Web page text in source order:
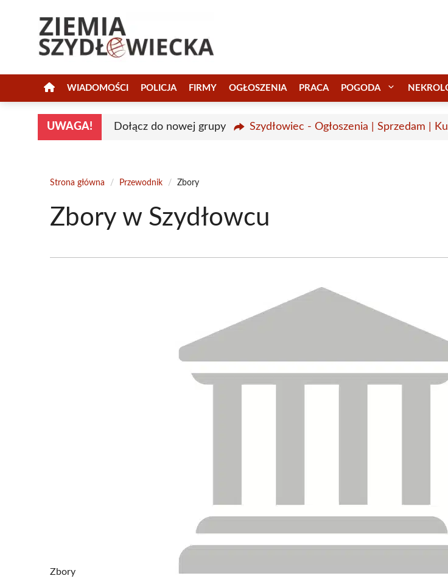
WIADOMOŚCI POLICJA FIRMY OGŁOSZENIA PRACA POGODA
UWAGA! Dołącz do nowej grupy Szydłowiec - Ogłoszenia | Sprzedam |
Strona główna / Przewodnik / Zbory
Zbory w Szydłowcu
Zbory